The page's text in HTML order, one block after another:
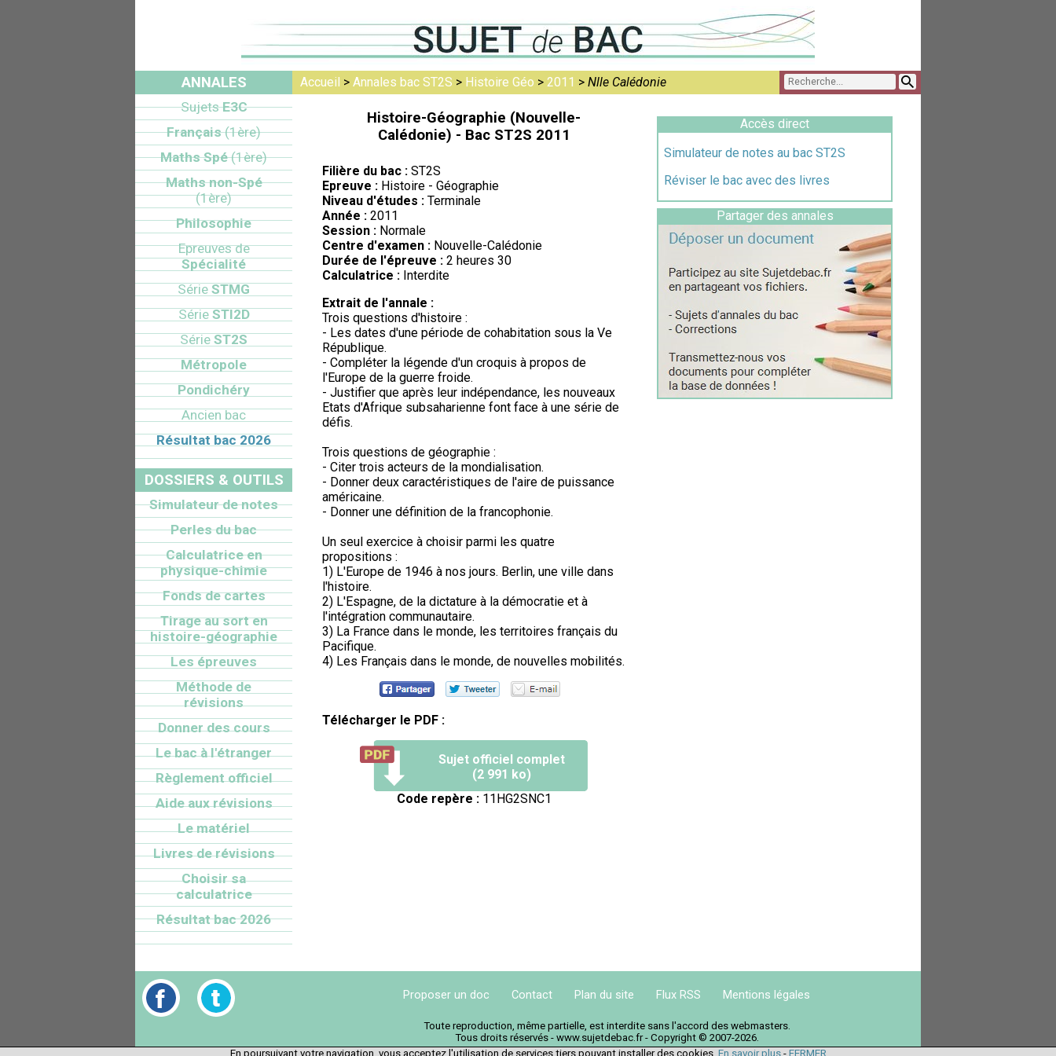
Accueil > Annales bac ST2S > Histoire Géo > 2011 > Nlle Calédonie
Histoire-Géographie (Nouvelle-
Calédonie) - Bac ST2S 2011
Filière du bac : ST2S
Epreuve : Histoire - Géographie
Niveau d'études : Terminale
Année : 2011
Session : Normale
Centre d'examen : Nouvelle-Calédonie
Durée de l'épreuve : 2 heures 30
Calculatrice : Interdite
Extrait de l'annale :
Trois questions d'histoire :
- Les dates d'une période de cohabitation sous la Ve
République.
- Compléter la légende d'un croquis à propos de
l'Europe de la guerre froide.
- Justifier que après leur indépendance, les nouveaux
Etats d'Afrique subsaharienne font face à une série de
défis.
Trois questions de géographie :
- Citer trois acteurs de la mondialisation.
- Donner deux caractéristiques de l'aire de puissance
américaine.
- Donner une définition de la francophonie.
Un seul exercice à choisir parmi les quatre
propositions :
1) L'Europe de 1946 à nos jours. Berlin, une ville dans
l'histoire.
2) L'Espagne, de la dictature à la démocratie et à
l'intégration communautaire.
3) La France dans le monde, les territoires français du
Pacifique.
4) Les Français dans le monde, de nouvelles mobilités.
Télécharger le PDF :
Sujet officiel complet
(2 991 ko)
Code repère :11HG2SNC1
Accès direct
Simulateur de notes au bac ST2S
Réviser le bac avec des livres
Partager des annales
ANNALES
SujetsE3C
Français(1ère)
Maths Spé(1ère)
Maths non-Spé
(1ère)
Philosophie
Epreuves de
Spécialité
Série STMG
SérieSTI2D
Série ST2S
Métropole
Pondichéry
Ancien bac
Résultat bac 2026
DOSSIERS & OUTILS
Simulateur de notes
Perles du bac
Calculatrice en
physique-chimie
Fonds de cartes
Tirage au sort en
histoire-géographie
Les épreuves
Méthode de
révisions
Donner des cours
Le bac à l'étranger
Règlement officiel
Aide aux révisions
Le matériel
Livres de révisions
Choisir sa
calculatrice
Résultat bac 2026
Proposer un doc Contact Plan du site Flux RSS Mentions légales
Toute reproduction, même partielle, est interdite sans l'accord des webmasters.
Tous droits réservés - www.sujetdebac.fr - Copyright © 2007-2026.
En poursuivant votre navigation, vous acceptez l'utilisation de services tiers pouvant installer des cookies. En savoir plus- FERMER